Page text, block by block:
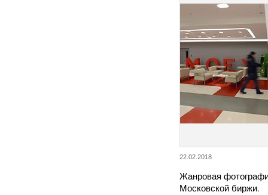
22.02.2018
Жанровая
Московской биржи.